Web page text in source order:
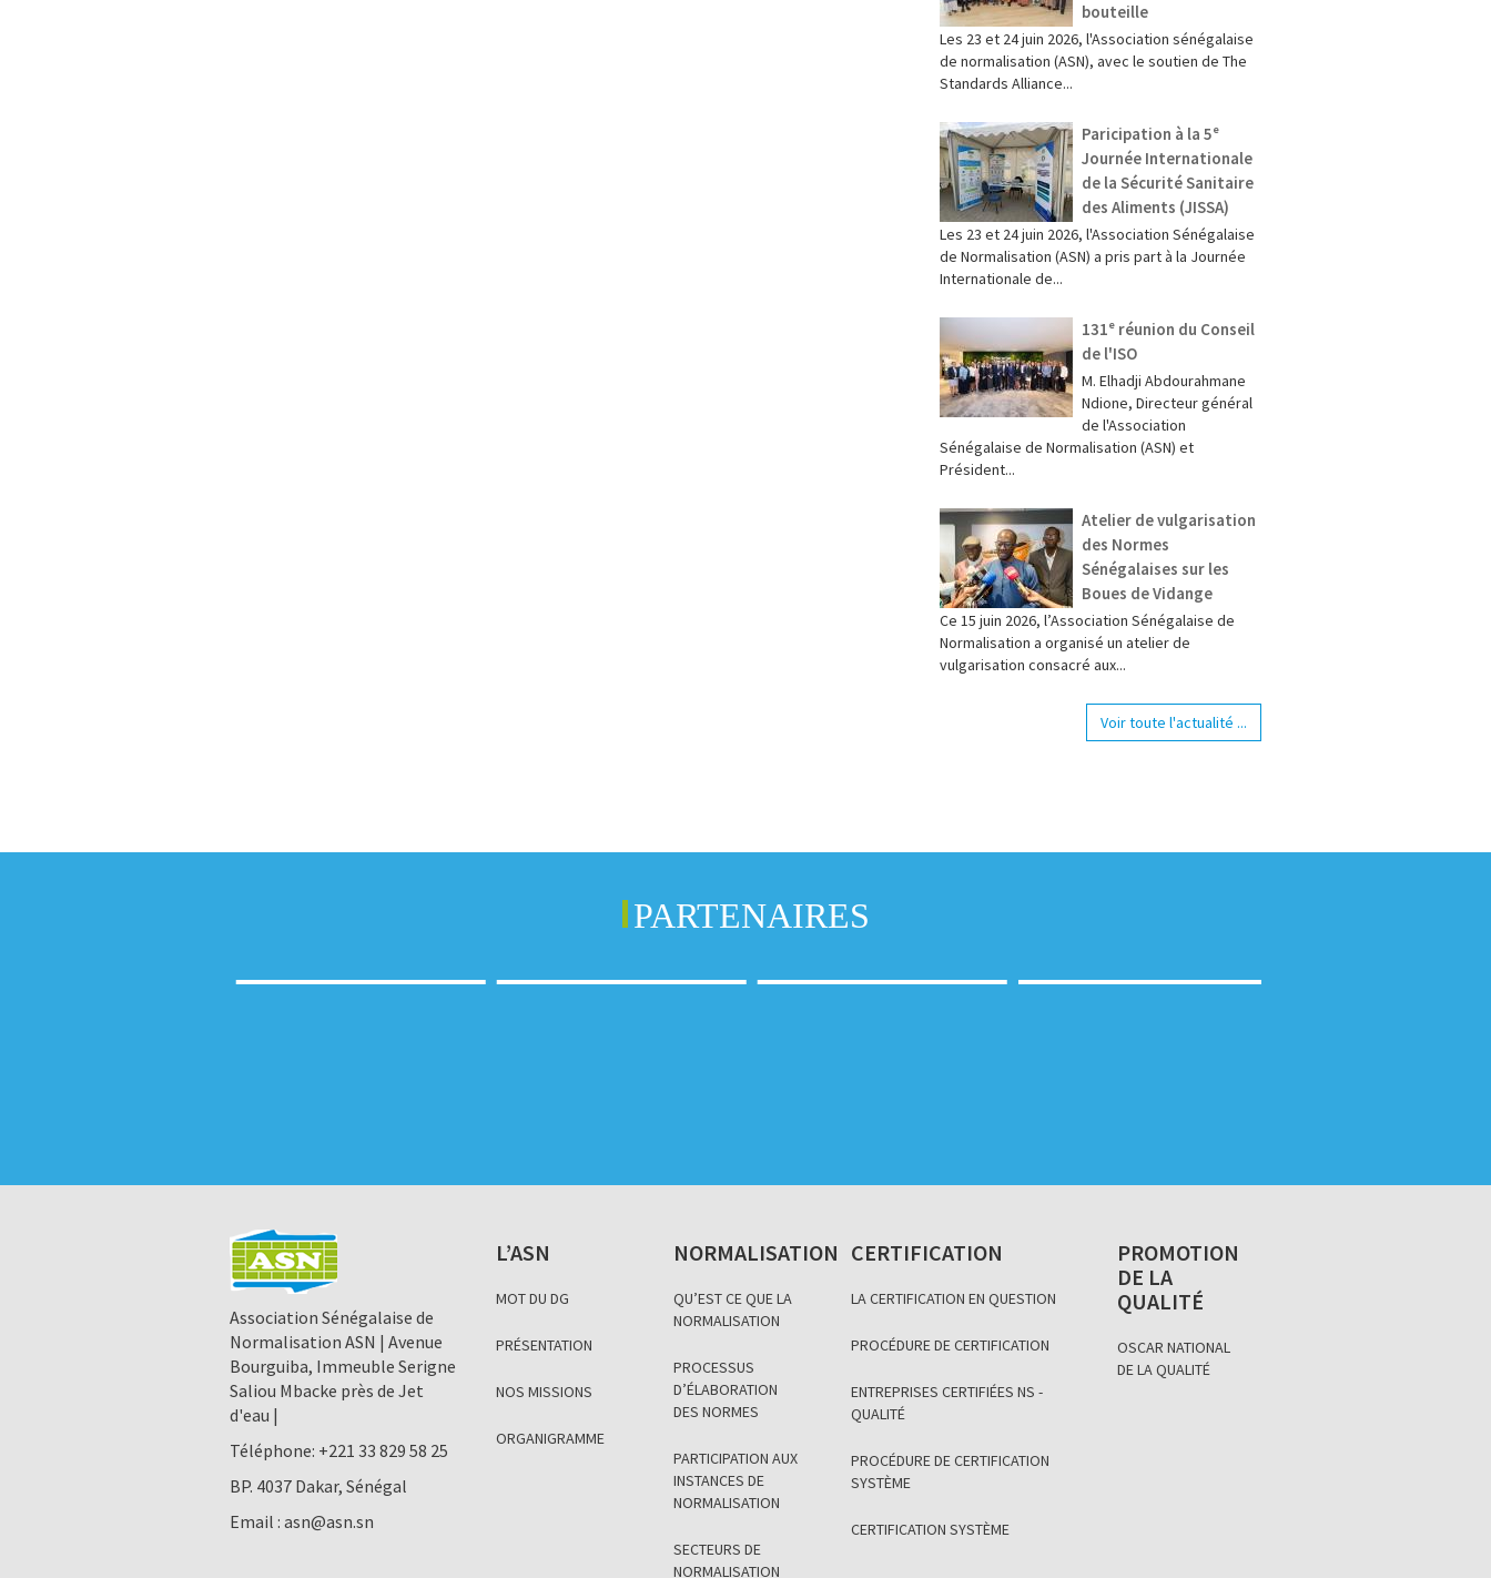
bouteille
Les 23 et 24 juin 2026, l'Association sénégalaise
de normalisation (ASN), avec le soutien de The
Standards Alliance...
Paricipation à la 5ᵉ
Journée Internationale
de la Sécurité Sanitaire
des Aliments (JISSA)
‎Les 23 et 24 juin 2026, l'Association Sénégalaise
de Normalisation (ASN) a pris part à la Journée
Internationale de...
131ᵉ réunion du Conseil
de l'ISO
M. Elhadji Abdourahmane
Ndione, Directeur général
de l'Association
Sénégalaise de Normalisation (ASN) et
Président...
Atelier de vulgarisation
des Normes
Sénégalaises sur les
Boues de Vidange
Ce 15 juin 2026, l’Association Sénégalaise de
Normalisation a organisé un atelier de
vulgarisation consacré aux...
Voir toute l'actualité ...
PARTENAIRES
Association Sénégalaise de
Normalisation ASN | Avenue
Bourguiba, Immeuble Serigne
Saliou Mbacke près de Jet
d'eau |
Téléphone: +221 33 829 58 25
BP. 4037 Dakar, Sénégal
Email : asn@asn.sn
L’ASN
MOT DU DG
PRÉSENTATION
NOS MISSIONS
ORGANIGRAMME
NORMALISATION
QU’EST CE QUE LA
NORMALISATION
PROCESSUS
D’ÉLABORATION
DES NORMES
PARTICIPATION AUX
INSTANCES DE
NORMALISATION
SECTEURS DE
NORMALISATION
CERTIFICATION
LA CERTIFICATION EN QUESTION
PROCÉDURE DE CERTIFICATION
ENTREPRISES CERTIFIÉES NS -
QUALITÉ
PROCÉDURE DE CERTIFICATION
SYSTÈME
CERTIFICATION SYSTÈME
PROMOTION
DE LA
QUALITÉ
OSCAR NATIONAL
DE LA QUALITÉ